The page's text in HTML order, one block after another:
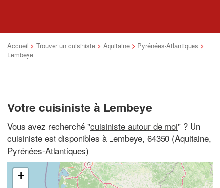
Accueil > Trouver un cuisiniste > Aquitaine > Pyrénées-Atlantiques >
Lembeye
Votre cuisiniste à Lembeye
Vous avez recherché "cuisiniste autour de moi" ? Un
cuisiniste est disponibles à Lembeye, 64350 (Aquitaine,
Pyrénées-Atlantiques)
+